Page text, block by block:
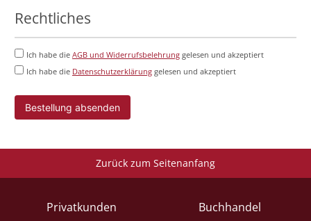
Rechtliches
Ich habe die AGB und Widerrufsbelehrung gelesen und akzeptiert
Ich habe die Datenschutzerklärung gelesen und akzeptiert
Bestellung absenden
Zurück zum Seitenanfang
Privatkunden Buchhandel